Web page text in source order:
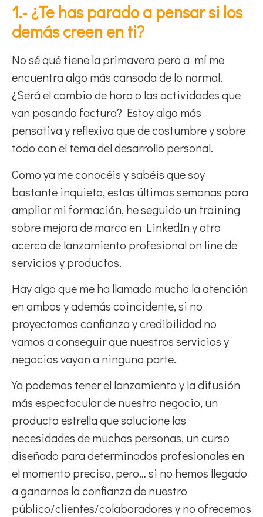
1.- ¿Te has parado a pensar si los
demás creen en ti?
No sé qué tiene la primavera pero a mí me
encuentra algo más cansada de lo normal.
¿Será el cambio de hora o las actividades que
van pasando factura? Estoy algo más
pensativa y reflexiva que de costumbre y sobre
todo con el tema del desarrollo personal.
Como ya me conocéis y sabéis que soy
bastante inquieta, estas últimas semanas para
ampliar mi formación, he seguido un training
sobre mejora de marca en LinkedIn y otro
acerca de lanzamiento profesional on line de
servicios y productos.
Hay algo que me ha llamado mucho la atención
en ambos y además coincidente, si no
proyectamos confianza y credibilidad no
vamos a conseguir que nuestros servicios y
negocios vayan a ninguna parte.
Ya podemos tener el lanzamiento y la difusión
más espectacular de nuestro negocio, un
producto estrella que solucione las
necesidades de muchas personas, un curso
diseñado para determinados profesionales en
el momento preciso, pero… si no hemos llegado
a ganarnos la confianza de nuestro
público/clientes/colaboradores y no ofrecemos